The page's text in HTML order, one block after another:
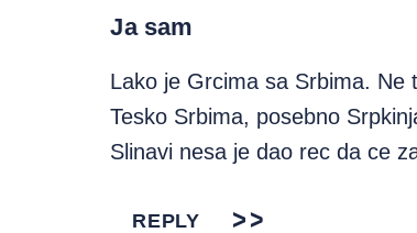
Ja sam
Lako je Grcima sa Srbima. Ne
Tesko Srbima, posebno
Slinavi nesa je dao rec da ce
REPLY